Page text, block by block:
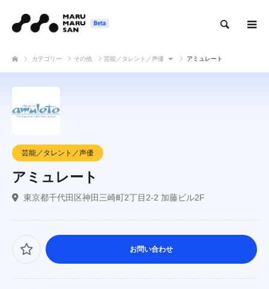
カテゴリー その他 芸能／タレント／声優 アミュレート
芸能／タレント／声優
アミュレート
東京都千代田区神田三崎町2丁目2-2 加藤ビル2F
お問い合わせ